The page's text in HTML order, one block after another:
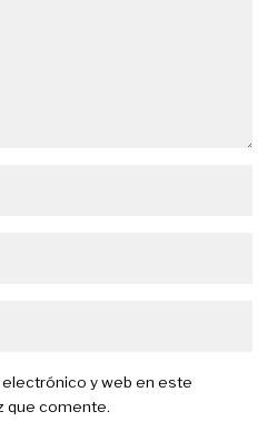
y web en este
que comente.